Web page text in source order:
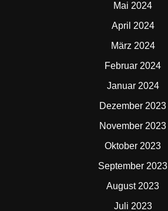
Mai 2024
April 2024
März 2024
Februar 2024
Januar 2024
Dezember 2023
November 2023
Oktober 2023
September 2023
August 2023
Juli 2023